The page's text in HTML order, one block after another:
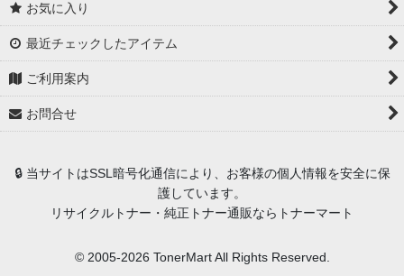
お気に入り
最近チェックしたアイテム
ご利用案内
お問合せ
🔒 当サイトはSSL暗号化通信により、お客様の個人情報を安全に保
護しています。
リサイクルトナー・純正トナー通販ならトナーマート
© 2005-2026 TonerMart All Rights Reserved.